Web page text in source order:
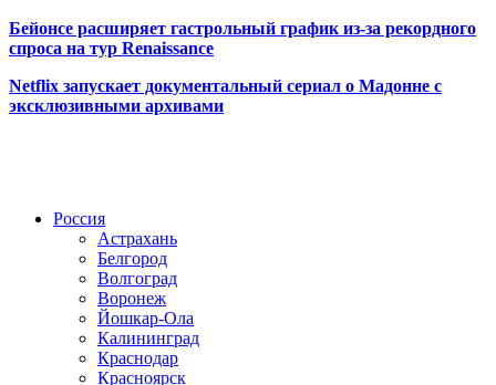
Бейонсе расширяет гастрольный график из-за рекордного
спроса на тур Renaissance
Netflix запускает документальный сериал о Мадонне с
эксклюзивными архивами
Россия
Астрахань
Белгород
Волгоград
Воронеж
Йошкар-Ола
Калининград
Краснодар
Красноярск